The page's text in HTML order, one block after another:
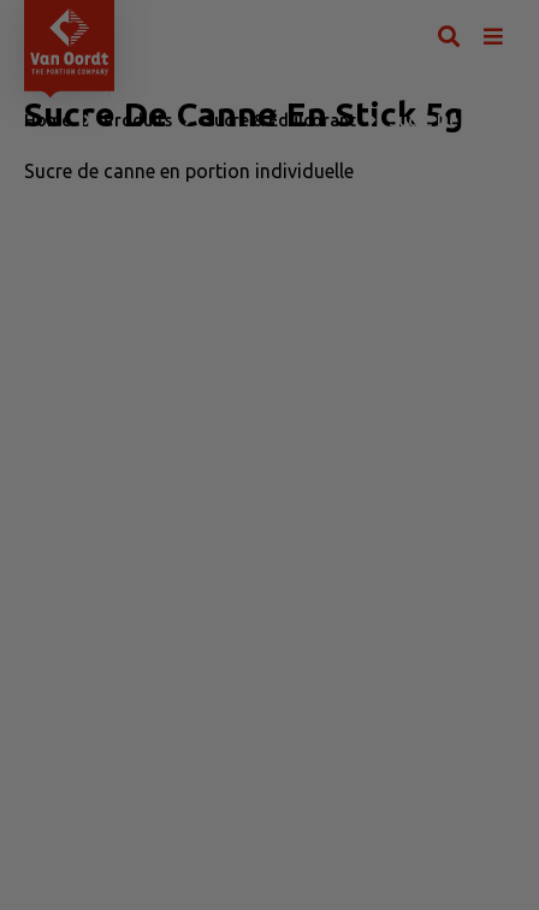
Home Produits Sucre & Édulcorant Sucre De Canne
Sucre De Canne En Stick 5g
Sucre de canne en portion individuelle